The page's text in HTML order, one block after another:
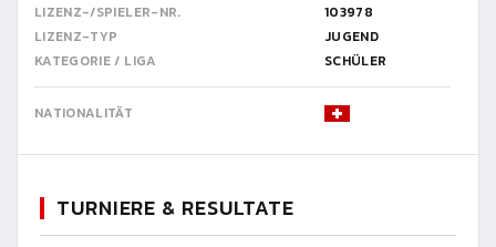
LIZENZ-/SPIELER-NR.
103978
LIZENZ-TYP
JUGEND
KATEGORIE / LIGA
SCHÜLER
NATIONALITÄT
TURNIERE & RESULTATE